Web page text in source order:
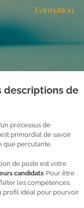
descriptions de
processus de
primordial de savoir
que percutante.
de poste est votre
candidats. Pour être
les compétences,
profil idéal pour pourvoir